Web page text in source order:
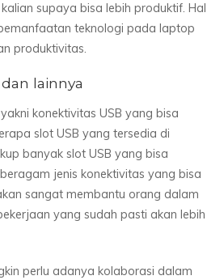
supaya bisa lebih produktif. Hal
teknologi pada laptop
produktivitas.
lainnya
konektivitas USB yang bisa
slot USB yang tersedia di
banyak slot USB yang bisa
jenis konektivitas yang bisa
sangat membantu orang dalam
yang sudah pasti akan lebih
perlu adanya kolaborasi dalam